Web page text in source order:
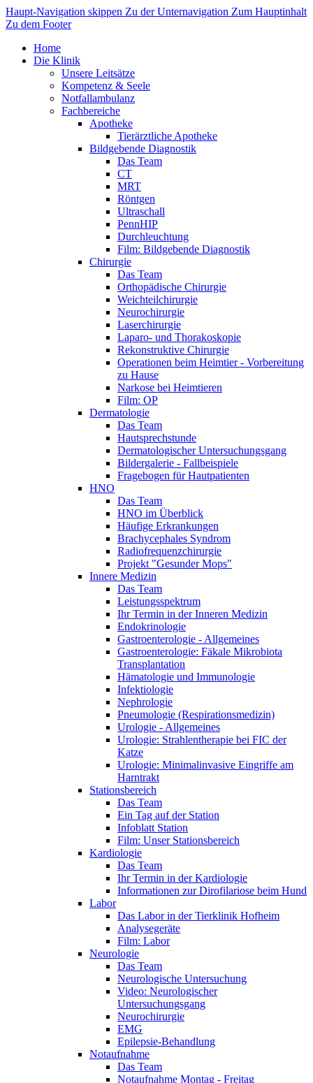
Haupt-Navigation skippen Zu der Unternavigation Zum Hauptinhalt
Zu dem Footer
Home
Die Klinik
Unsere Leitsätze
Kompetenz & Seele
Notfallambulanz
Fachbereiche
Apotheke
Tierärztliche Apotheke
Bildgebende Diagnostik
Das Team
CT
MRT
Röntgen
Ultraschall
PennHIP
Durchleuchtung
Film: Bildgebende Diagnostik
Chirurgie
Das Team
Orthopädische Chirurgie
Weichteilchirurgie
Neurochirurgie
Laserchirurgie
Laparo- und Thorakoskopie
Rekonstruktive Chirurgie
Operationen beim Heimtier - Vorbereitung
zu Hause
Narkose bei Heimtieren
Film: OP
Dermatologie
Das Team
Hautsprechstunde
Dermatologischer Untersuchungsgang
Bildergalerie - Fallbeispiele
Fragebogen für Hautpatienten
HNO
Das Team
HNO im Überblick
Häufige Erkrankungen
Brachycephales Syndrom
Radiofrequenzchirurgie
Projekt "Gesunder Mops"
Innere Medizin
Das Team
Leistungsspektrum
Ihr Termin in der Inneren Medizin
Endokrinologie
Gastroenterologie - Allgemeines
Gastroenterologie: Fäkale Mikrobiota
Transplantation
Hämatologie und Immunologie
Infektiologie
Nephrologie
Pneumologie (Respirationsmedizin)
Urologie - Allgemeines
Urologie: Strahlentherapie bei FIC der
Katze
Urologie: Minimalinvasive Eingriffe am
Harntrakt
Stationsbereich
Das Team
Ein Tag auf der Station
Infoblatt Station
Film: Unser Stationsbereich
Kardiologie
Das Team
Ihr Termin in der Kardiologie
Informationen zur Dirofilariose beim Hund
Labor
Das Labor in der Tierklinik Hofheim
Analysegeräte
Film: Labor
Neurologie
Das Team
Neurologische Untersuchung
Video: Neurologischer
Untersuchungsgang
Neurochirurgie
EMG
Epilepsie-Behandlung
Notaufnahme
Das Team
Notaufnahme Montag - Freitag